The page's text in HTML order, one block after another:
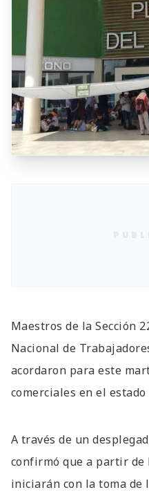
Maestros de la Sección
Nacional de
acordaron para este
comerciales en el estado
A través de un
confirmó que a partir de
iniciarán con la toma de